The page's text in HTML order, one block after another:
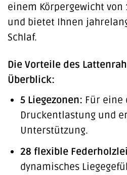
einem Körpergewicht von
und bietet Ihnen
Schlaf.
Die Vorteile des
Überblick:
5 Liegezonen: Für eine
Druckentlastung und
Unterstützung.
28 flexible
dynamisches